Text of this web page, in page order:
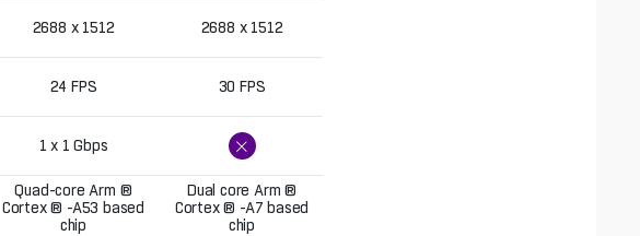
2688 x 1512 2688 x 1512
24 FPS 30 FPS
1 x 1 Gbps
Quad-core Arm ®
Cortex ® -A53 based
chip
Dual core Arm ®
Cortex ® -A7 based
chip